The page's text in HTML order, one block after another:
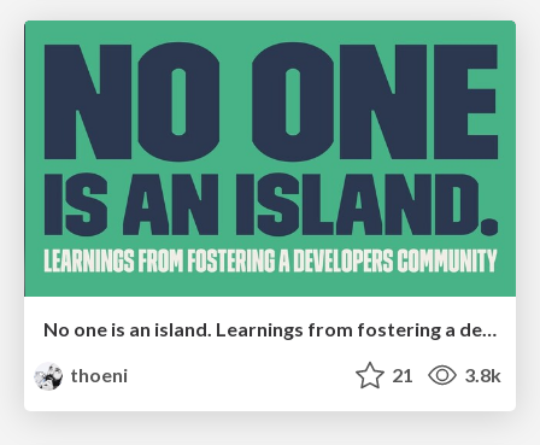
No one is an island. Learnings from fostering a developers community.
thoeni
21 3.8k